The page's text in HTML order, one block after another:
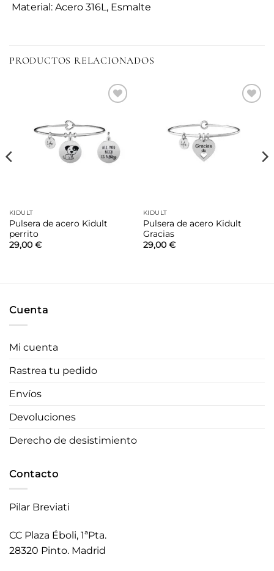
 Material: Acero 316L, Esmalte
PRODUCTOS RELACIONADOS
lista de
deseos
KIDULT
Pulsera de acero Kidult
perrito
29,00 €
lista de
deseos
KIDULT
Pulsera de acero Kidult
Gracias
29,00 €
Cuenta
Mi cuenta
Rastrea tu pedido
Envíos
Devoluciones
Derecho de desistimiento
Contacto
Pilar Breviati
CC Plaza Éboli, 1ªPta.
28320 Pinto. Madrid